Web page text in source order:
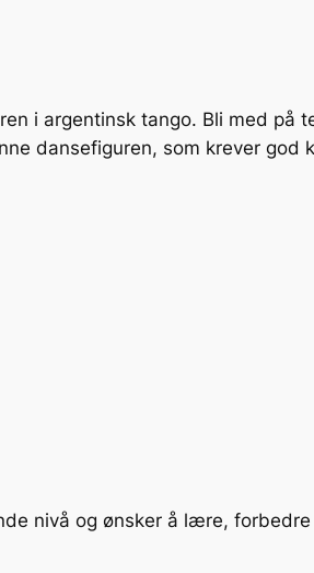
i argentinsk tango. Bli med på
dansefiguren, som krever god
nivå og ønsker å lære,